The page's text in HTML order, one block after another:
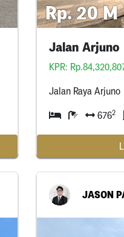
Rp. 20 M
KPR:
Jalan Raya Arjuno
6762
JASON